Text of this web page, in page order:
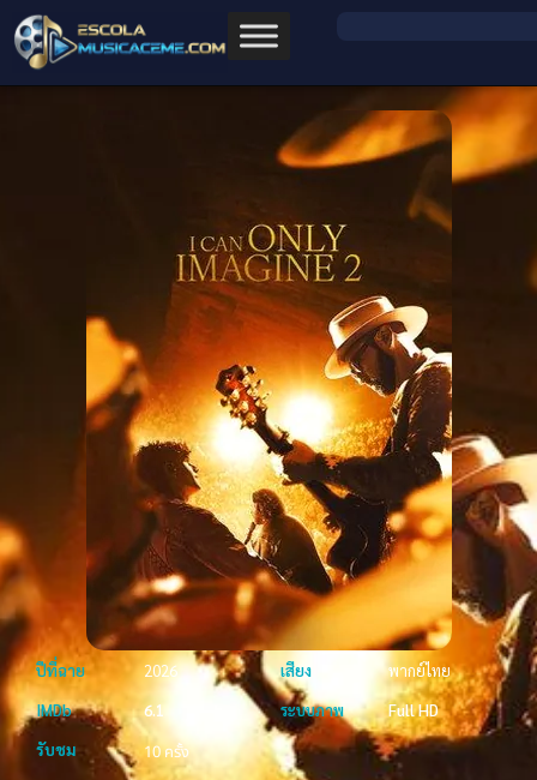
ปีที่ฉาย 2026 เสียง
พากย์ไทย
IMDb
6.1 ระบบภาพ
Full HD
รับชม
10 ครั้ง